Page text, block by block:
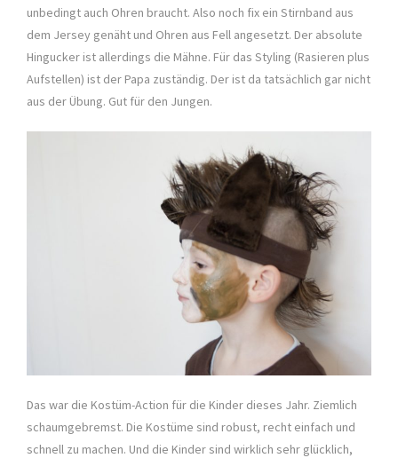
unbedingt auch Ohren braucht. Also noch fix ein Stirnband aus
dem Jersey genäht und Ohren aus Fell angesetzt. Der absolute
Hingucker ist allerdings die Mähne. Für das Styling (Rasieren plus
Aufstellen) ist der Papa zuständig. Der ist da tatsächlich gar nicht
aus der Übung. Gut für den Jungen.
Das war die Kostüm-Action für die Kinder dieses Jahr. Ziemlich
schaumgebremst. Die Kostüme sind robust, recht einfach und
schnell zu machen. Und die Kinder sind wirklich sehr glücklich,